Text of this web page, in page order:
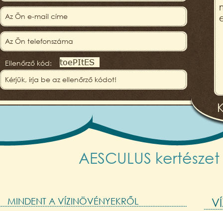
Ellenőrző kód:
AESCULUS
MINDENT A VÍZINÖVÉNYEKRŐL